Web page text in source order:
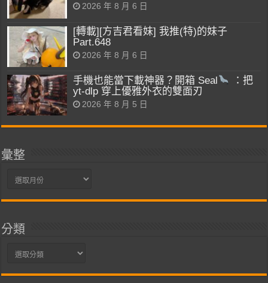
2026 年 8 月 6 日
[轉載][方吉君看妹] 我推(特)的妹子
Part.648
2026 年 8 月 6 日
手機也能當下載神器？開箱 Seal
：把
yt-dlp 穿上優雅外衣的雙面刃
2026 年 8 月 5 日
彙整
彙
分類
分